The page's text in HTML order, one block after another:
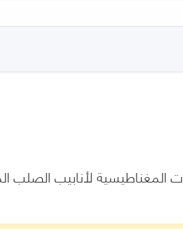
الصلب -- الجزء 5: فحص الجسيمات المغناطيسية